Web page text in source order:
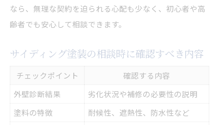
なら、無理な契約を迫られる心配も少なく、初心者や高
齢者でも安心して相談できます。
サイディング塗装の相談時に確認すべき内容
チェックポイント
確認する内容
外壁診断結果
劣化状況や補修の必要性の説明
塗料の特徴
耐候性、遮熱性、防水性など